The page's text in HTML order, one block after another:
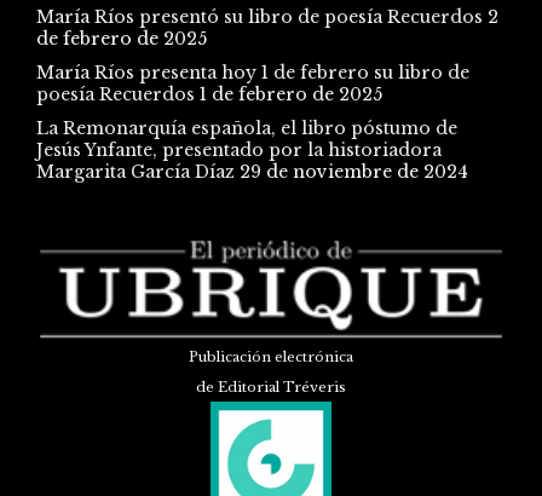
María Ríos presentó su libro de poesía Recuerdos 2
de febrero de 2025
María Ríos presenta hoy 1 de febrero su libro de
poesía Recuerdos 1 de febrero de 2025
La Remonarquía española, el libro póstumo de
Jesús Ynfante, presentado por la historiadora
Margarita García Díaz 29 de noviembre de 2024
Publicación electrónica
de Editorial Tréveris